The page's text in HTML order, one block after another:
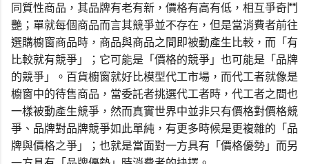
同質性商品，其品牌有老有新，價格有高有低，相互爭奇鬥
艷；單就每個商品而言其競爭並不存在，但是當消費者前往
選購櫥窗商品時，商品與商品之間即被動產生比較，而「有
比較就有競爭」；它可能是「價格的競爭」也可能是「品牌
的競爭」。百貨櫥窗就好比模型代工市場，而代工者就像是
櫥窗中的待售商品，當委託者挑選代工者時，代工者之間也
一樣被動產生競爭，然而真實世界中並非只有價格對價格競
爭、品牌對品牌競爭如此單純，有更多時候是更複雜的「品
牌與價格之爭」；也就是當面對一方具有「價格優勢」而另